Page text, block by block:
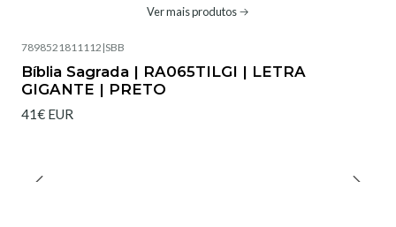
Ver mais produtos
7898521811112 |SBB
Bíblia Sagrada | RA065TILGI | LETRA
GIGANTE | PRETO
41€ EUR